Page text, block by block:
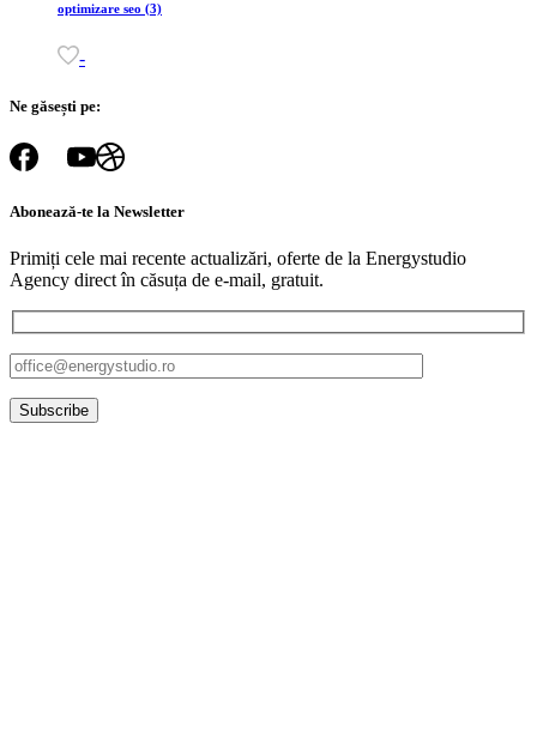
optimizare seo (3)
-
Ne găsești pe:
Abonează-te la Newsletter
Primiți cele mai recente actualizări, oferte de la Energystudio
Agency direct în căsuța de e-mail, gratuit.